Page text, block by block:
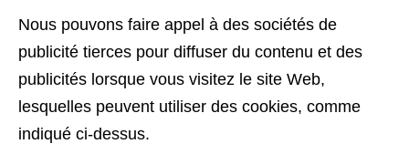
Nous pouvons faire appel à des sociétés de
publicité tierces pour diffuser du contenu et des
publicités lorsque vous visitez le site Web,
lesquelles peuvent utiliser des cookies, comme
indiqué ci-dessus.